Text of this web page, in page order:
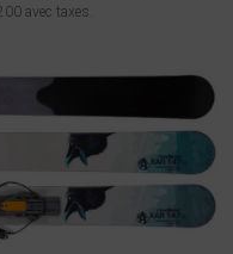
avec taxes.